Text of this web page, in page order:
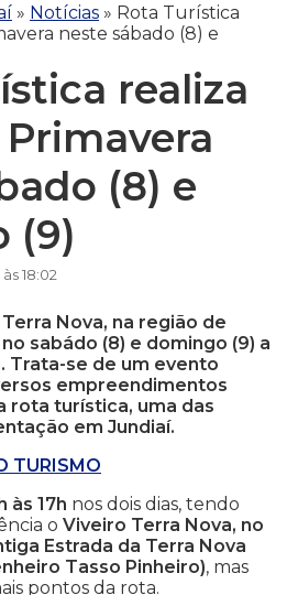
» Notícias » Rota Turística
neste sábado (8) e
realiza
(8) e
(9)
18:02
Nova, na região de
sabádo (8) e domingo (9) a
Trata-se de um evento
empreendimentos
rota turística, uma das
em Jundiaí.
TURISMO
às 17h nos dois dias, tendo
o Viveiro Terra Nova, no
Estrada da Terra Nova
Tasso Pinheiro), mas
pontos da rota.